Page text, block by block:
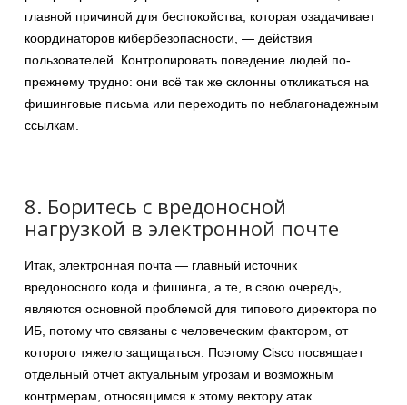
главной причиной для беспокойства, которая озадачивает
координаторов кибербезопасности, — действия
пользователей. Контролировать поведение людей по-
прежнему трудно: они всё так же склонны откликаться на
фишинговые письма или переходить по неблагонадежным
ссылкам.
8. Боритесь с вредоносной
нагрузкой в электронной почте
Итак, электронная почта — главный источник
вредоносного кода и фишинга, а те, в свою очередь,
являются основной проблемой для типового директора по
ИБ, потому что связаны с человеческим фактором, от
которого тяжело защищаться. Поэтому Cisco посвящает
отдельный отчет актуальным угрозам и возможным
контрмерам, относящимся к этому вектору атак.